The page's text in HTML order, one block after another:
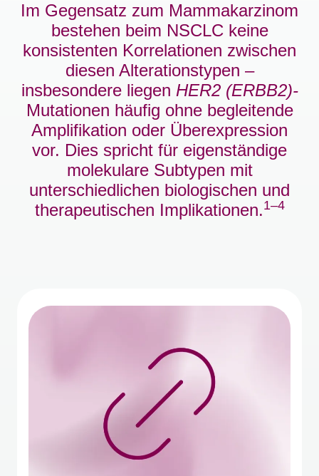
Im Gegensatz zum Mammakarzinom
bestehen beim NSCLC keine
konsistenten Korrelationen zwischen
diesen Alterationstypen –
insbesondere liegen HER2 (ERBB2)-
Mutationen häufig ohne begleitende
Amplifikation oder Überexpression
vor. Dies spricht für eigenständige
molekulare Subtypen mit
unterschiedlichen biologischen und
therapeutischen Implikationen.1–4